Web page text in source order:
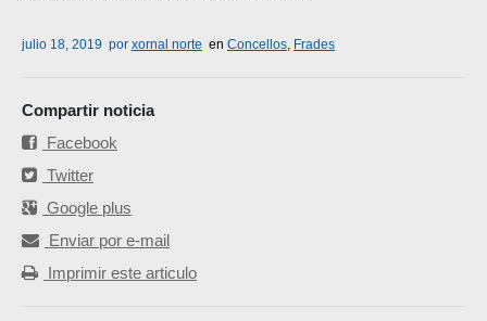
julio 18, 2019 por xornal norte en Concellos, Frades
Compartir noticia
Facebook
Twitter
Google plus
Enviar por e-mail
Imprimir este articulo